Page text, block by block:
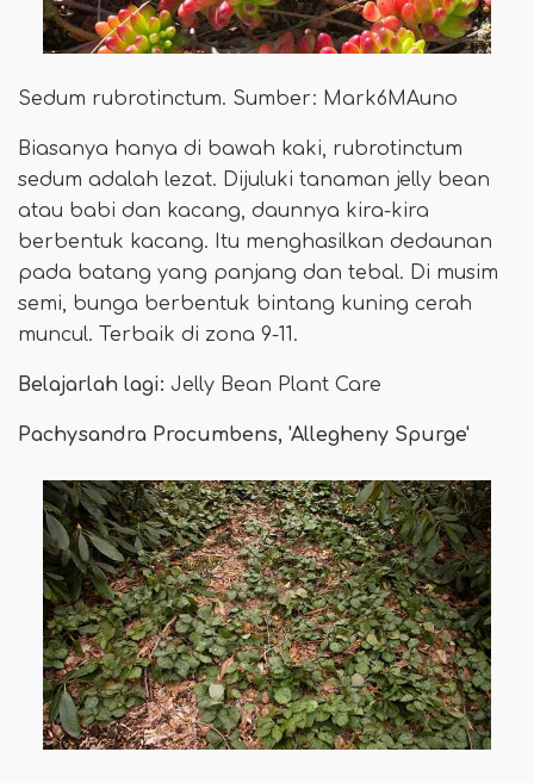
Sedum rubrotinctum. Sumber: Mark6MAuno
Biasanya hanya di bawah kaki, rubrotinctum
sedum adalah lezat. Dijuluki tanaman jelly bean
atau babi dan kacang, daunnya kira-kira
berbentuk kacang. Itu menghasilkan dedaunan
pada batang yang panjang dan tebal. Di musim
semi, bunga berbentuk bintang kuning cerah
muncul. Terbaik di zona 9-11.
Belajarlah lagi: Jelly Bean Plant Care
Pachysandra Procumbens, 'Allegheny Spurge'